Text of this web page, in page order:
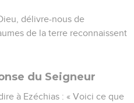
délivre-nous de
de la terre reconnaissent
du Seigneur
à Ezéchias : « Voici ce que